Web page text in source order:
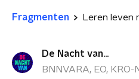
Fragmenten
De Nacht van...
BNNVARA, EO, KRO-